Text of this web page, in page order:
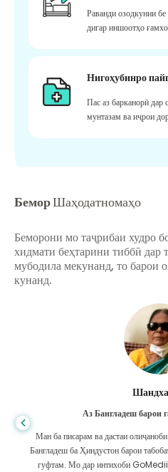
Раванди озодкунии
дигар иншоотҳо
Нигоҳубинро
Пас аз барканорӣ дар
мунтазам ва иҷрои
БеморШаҳодатномаҳо
Беморони мо таҷрибаи худро
хидмати беҳтарини тиббӣ дар
мубодила мекунанд, то барои
кунанд.
Аз Бангладеш барои
Ман ба писарам ва дастаи
Бангладеш ба Ҳиндустон барои
гуфтам. Мо дар интихоби GoMedii